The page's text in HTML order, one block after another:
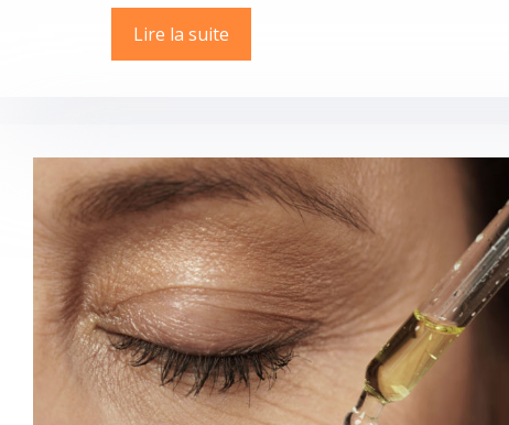
Lire la suite